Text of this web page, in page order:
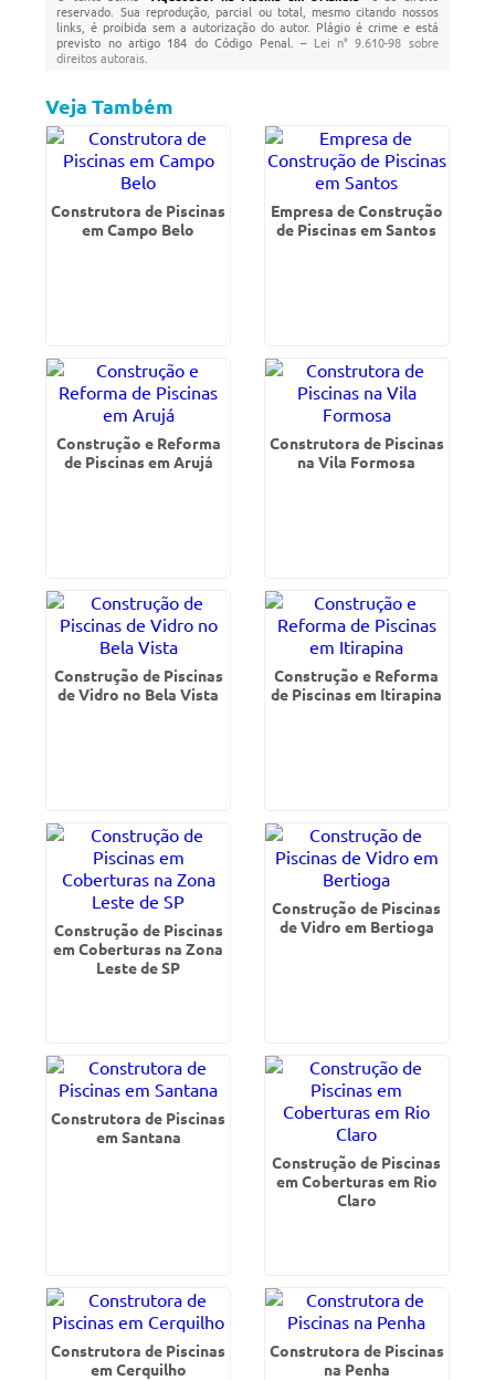
reservado. Sua reprodução, parcial ou total, mesmo citando nossos
links, é proibida sem a autorização do autor. Plágio é crime e está
previsto no artigo 184 do Código Penal. – Lei n° 9.610-98 sobre
direitos autorais
Veja Também
Construtora de Piscinas
em Campo Belo
Empresa de Construção
de Piscinas em Santos
Construção e Reforma
de Piscinas em Arujá
Construtora de Piscinas
na Vila Formosa
Construção de Piscinas
de Vidro no Bela Vista
Construção e Reforma
de Piscinas em Itirapina
Construção de Piscinas
em Coberturas na Zona
Leste de SP
Construção de Piscinas
de Vidro em Bertioga
Construtora de Piscinas
em Santana
Construção de Piscinas
em Coberturas em Rio
Claro
Construtora de Piscinas
em Cerquilho
Construtora de Piscinas
na Penha